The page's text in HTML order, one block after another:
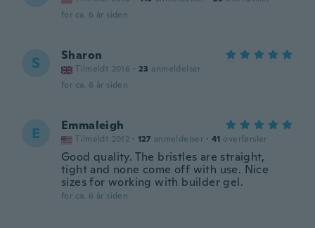
for ca. 6 år siden
S Sharon
Tilmeldt 2016 · 23 anmeldelser
for ca. 6 år siden
E Emmaleigh
Tilmeldt 2012 · 127 anmeldelser · 41 overførsler
Good quality. The bristles are straight,
tight and none come off with use. Nice
sizes for working with builder gel.
for ca. 6 år siden